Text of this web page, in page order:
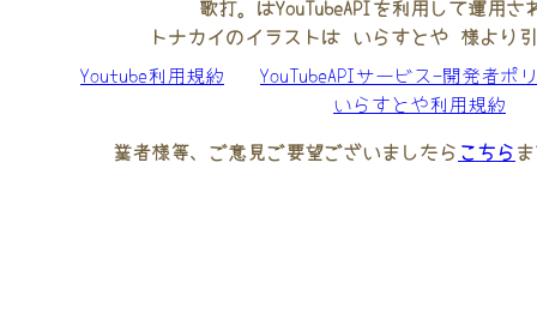
歌打。はYouTubeAPIを利用して運用さ
トナカイのイラストは いらすとや 様より
Youtube利用規約
YouTubeAPIサービス-開発者ポ
いらすとや利用規約
業者様等、ご意見ご要望ございましたら こちら